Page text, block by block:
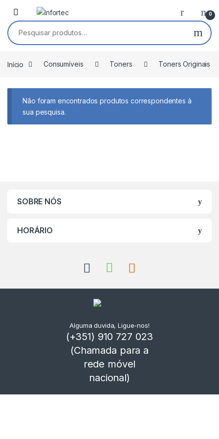
Saltar para navegação
Pular para o conteúdo
0
Pesquisar por:
Início Consumíveis Toners Toners Originais
Não foram encontrados produtos correspondentes à
sua pesquisa.
SOBRE NÓS
HORÁRIO
Alguma duvida, Ligue-nos!
(+351) 910 727 023
(Chamada para a
rede móvel
nacional)